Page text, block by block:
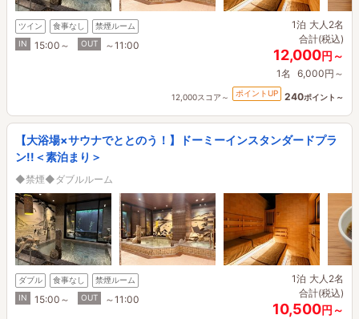
ツイン 食事なし
禁煙ルーム
IN
15:00～ OUT ～11:00
1泊 大人2名
合計(税込)
12,000円～
1名 6,000円～
12,000スコア～ ポイントUP 240ポイント～
【大浴場×サウナでととのう！】ドーミーインスタンダードプラ
ン!!＜素泊まり＞
◆禁煙◆ダブルルーム
ダブル 食事なし
禁煙ルーム
IN
15:00～ OUT ～11:00
1泊 大人2名
合計(税込)
10,500円～